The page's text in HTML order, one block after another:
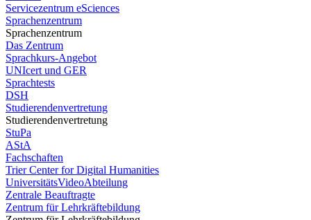
Servicezentrum eSciences
Sprachenzentrum
Sprachenzentrum
Das Zentrum
Sprachkurs-Angebot
UNIcert und GER
Sprachtests
DSH
Studierendenvertretung
Studierendenvertretung
StuPa
AStA
Fachschaften
Trier Center for Digital Humanities
UniversitätsVideoAbteilung
Zentrale Beauftragte
Zentrum für Lehrkräftebildung